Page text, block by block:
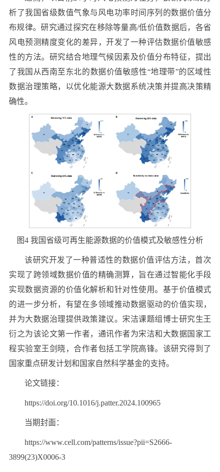
析了我国省级数值气象与风电功率时间序列的数据价值分
布规律。研究通过探究在移除等量高/低价值数据后，各省
风电预测精度变化的差异，开发了一种评估数据价值敏感
性的方法。研究结合地理气候因素及价值分布特征，提出
了我国从西南至东北的数据价值敏感性“地理带”的区域性
数据治理策略，以优化能源大数据系统决策并提高决策精
确性。
图4 我国省级可再生能源数据的价值模式及敏感性分析
该研究开发了一种普适性的数据价值评估方法，首次
实现了跨领域数据价值的精确测算，旨在通过智能化手段
实现数据资源的价值化解析和针对性使用。基于价值模式
的进一步分析，有望在多领域推动数据驱动的价值实现，
并为大数据治理提供政策建议。宋洁课题组博士研究生王
衍之为该论文第一作者，通讯作者为宋洁和大数据国家工
程实验室王剑晓，合作者包括工学院高锋。该研究得到了
国家重点研发计划和国家自然科学基金的支持。
论文链接：
https://doi.org/10.1016/j.patter.2024.100965
当期封面：
https://www.cell.com/patterns/issue?pii=S2666-
3899(23)X0006-3